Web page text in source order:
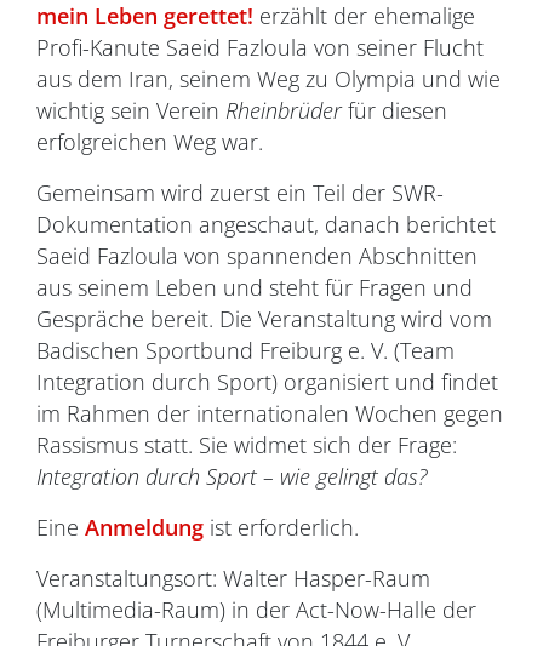
mein Leben gerettet! erzählt der ehemalige
Profi-Kanute Saeid Fazloula von seiner Flucht
aus dem Iran, seinem Weg zu Olympia und wie
wichtig sein Verein Rheinbrüderfür diesen
erfolgreichen Weg war.
Gemeinsam wird zuerst ein Teil der SWR-
Dokumentation angeschaut, danach berichtet
Saeid Fazloula von spannenden Abschnitten
aus seinem Leben und steht für Fragen und
Gespräche bereit. Die Veranstaltung wird vom
Badischen Sportbund Freiburg e. V. (Team
Integration durch Sport) organisiert und findet
im Rahmen der internationalen Wochen gegen
Rassismus statt. Sie widmet sich der Frage:
Integration durch Sport – wie gelingt das?
Eine Anmeldung ist erforderlich.
Veranstaltungsort: Walter Hasper-Raum
(Multimedia-Raum) in der Act-Now-Halle der